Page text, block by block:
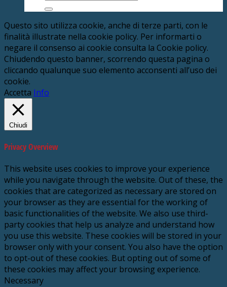
Questo sito utilizza cookie, anche di terze parti, con le
finalità illustrate nella cookie policy. Per informarti o
negare il consenso ai cookie consulta la Cookie policy.
Chiudendo questo banner, scorrendo questa pagina o
cliccando qualunque suo elemento acconsenti all’uso dei
cookie.
Accetta Info
Chiudi
Privacy Overview
This website uses cookies to improve your experience
while you navigate through the website. Out of these, the
cookies that are categorized as necessary are stored on
your browser as they are essential for the working of
basic functionalities of the website. We also use third-
party cookies that help us analyze and understand how
you use this website. These cookies will be stored in your
browser only with your consent. You also have the option
to opt-out of these cookies. But opting out of some of
these cookies may affect your browsing experience.
Necessary